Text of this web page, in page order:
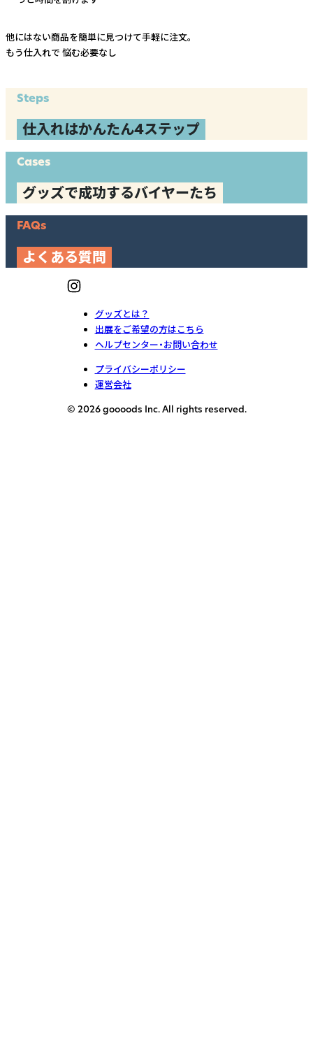
他にはない商品を簡単に見つけて手軽に注文。
もう仕入れで 悩む必要なし
Steps
仕入れはかんたん4ステップ
Cases
グッズで成功するバイヤーたち
FAQs
よくある質問
グッズとは？
出展をご希望の方はこちら
ヘルプセンター・お問い合わせ
プライバシーポリシー
運営会社
© 2026 goooods Inc. All rights reserved.